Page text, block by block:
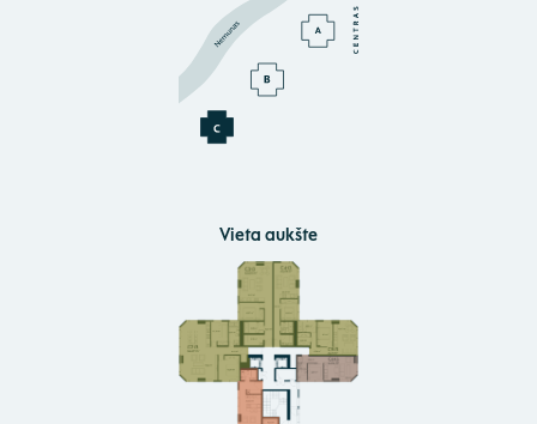
Vieta aukšte